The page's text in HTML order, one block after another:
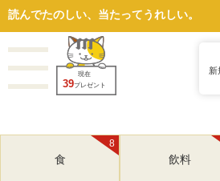
読んでたのしい、当たってうれしい。
現在
39プレゼント
新
8
食 飲料